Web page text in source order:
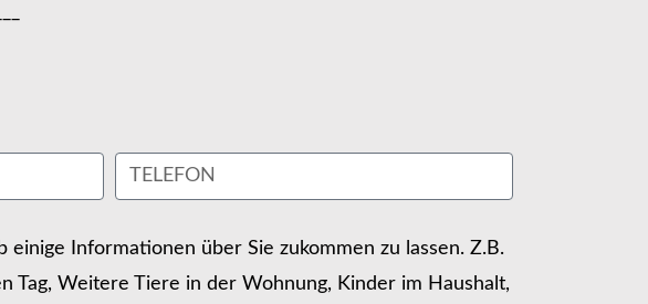
Informationen über Sie zukommen zu lassen. Z.B.
Tag, Weitere Tiere in der Wohnung, Kinder im Haushalt,